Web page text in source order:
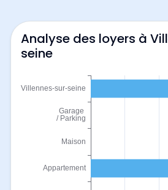
Analyse des loyers à
seine